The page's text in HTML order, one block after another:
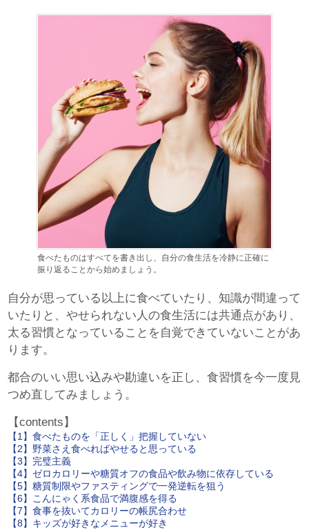
食べたものはすべてを書き出し、自分の食生活を冷静に正確に
振り返ることから始めましょう。
自分が思っている以上に食べていたり、知識が間違って
いたりと、やせられない人の食生活には共通点があり、
太る習慣となっていることを自覚できていないことがあ
ります。
都合のいい思い込みや勘違いを正し、食習慣を今一度見
つめ直してみましょう。
【contents】
【1】食べたものを「正しく」把握していない
【2】野菜さえ食べればやせると思っている
【3】完璧主義
【4】ゼロカロリーや糖質オフの食品や飲み物に依存している
【5】糖質制限やファスティングで一発逆転を狙う
【6】こんにゃく系食品で満腹感を得る
【7】食事を抜いてカロリーの帳尻合わせ
【8】キッズが好きなメニューが好き